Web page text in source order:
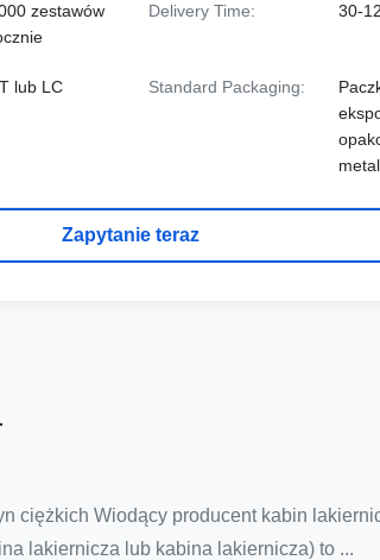
zestawów
Delivery Time: 30-
lub LC Standard Packaging:
Zapytanie teraz
ciężkich Wiodący producent kabin
lakiernicza lub kabina lakiernicza) to ...